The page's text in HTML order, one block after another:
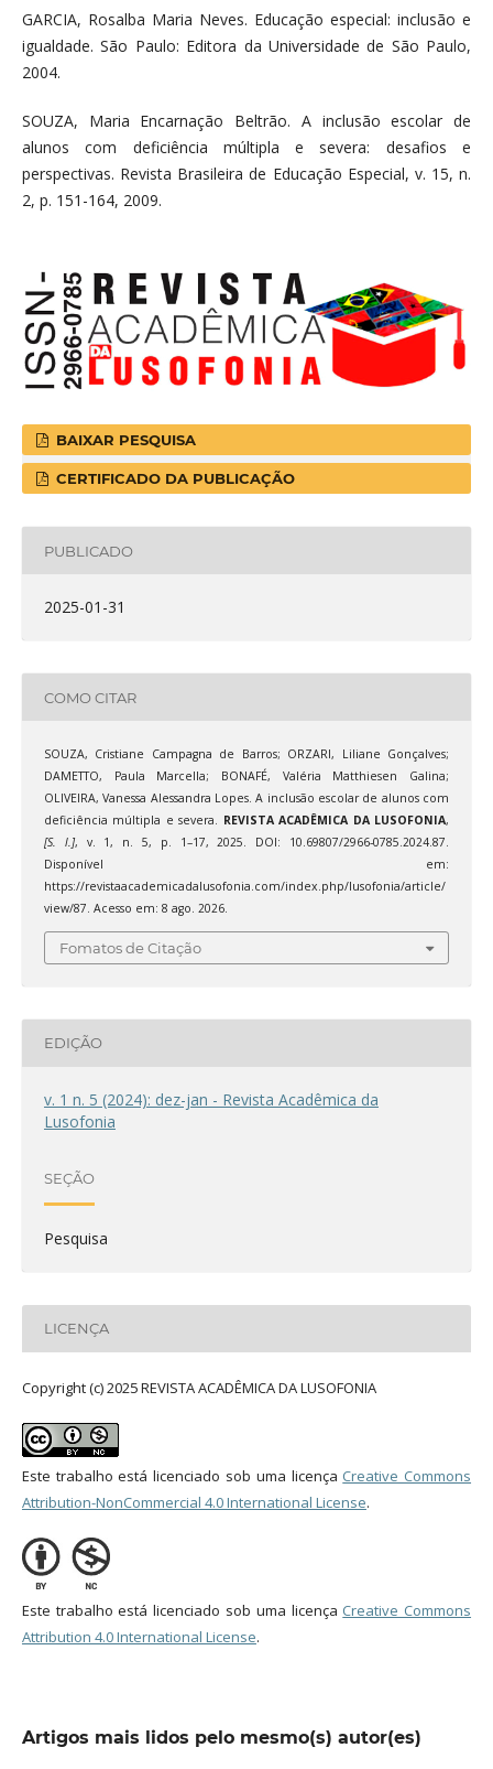
GARCIA, Rosalba Maria Neves. Educação especial: inclusão e
igualdade. São Paulo: Editora da Universidade de São Paulo,
2004.
SOUZA, Maria Encarnação Beltrão. A inclusão escolar de
alunos com deficiência múltipla e severa: desafios e
perspectivas. Revista Brasileira de Educação Especial, v. 15, n.
2, p. 151-164, 2009.
BAIXAR PESQUISA
CERTIFICADO DA PUBLICAÇÃO
PUBLICADO
2025-01-31
COMO CITAR
SOUZA, Cristiane Campagna de Barros; ORZARI, Liliane Gonçalves;
DAMETTO, Paula Marcella; BONAFÉ, Valéria Matthiesen Galina;
OLIVEIRA, Vanessa Alessandra Lopes. A inclusão escolar de alunos com
deficiência múltipla e severa. REVISTA ACADÊMICA DA LUSOFONIA,
[S. l.], v. 1, n. 5, p. 1–17, 2025. DOI: 10.69807/2966-0785.2024.87.
Disponível em:
https://revistaacademicadalusofonia.com/index.php/lusofonia/article/
view/87. Acesso em: 8 ago. 2026.
Fomatos de Citação
EDIÇÃO
v. 1 n. 5 (2024): dez-jan - Revista Acadêmica da
Lusofonia
SEÇÃO
Pesquisa
LICENÇA
Copyright (c) 2025 REVISTA ACADÊMICA DA LUSOFONIA
Este trabalho está licenciado sob uma licença Creative Commons
Attribution-NonCommercial 4.0 International License.
Este trabalho está licenciado sob uma licença Creative Commons
Attribution 4.0 International License.
Artigos mais lidos pelo mesmo(s) autor(es)